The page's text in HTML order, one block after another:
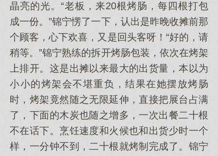
晶亮的光。“老板，来20根烤肠，每四根打包
成一份。”锦宁愣了一下，认出是昨晚收摊前那
个顾客，心下欢喜，又是回头客呀！“好的，请
稍等。”锦宁熟练的拆开烤肠包装，依次在烤架
上排开。这是出摊以来最大的出货量，本以为
小小的烤架会不堪重负，结果在她摆放烤肠
时，烤架竟然随之无限延伸，直接把展台占满
了，下面的木炭也随之增多，一次出餐二十根
不在话下。烹饪速度和火候也和出货少时一个
样，一分钟不到，二十根就烤制完成了。锦宁